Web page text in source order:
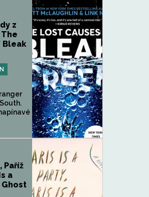
z
Bleak
Paříž
a
Ghost